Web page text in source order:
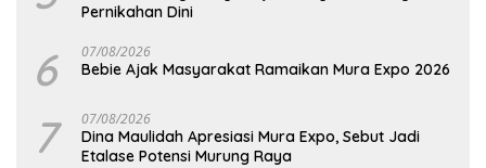
Pernikahan Dini
6 07/08/2026
Bebie Ajak Masyarakat Ramaikan Mura Expo 2026
7 07/08/2026
Dina Maulidah Apresiasi Mura Expo, Sebut Jadi
Etalase Potensi Murung Raya